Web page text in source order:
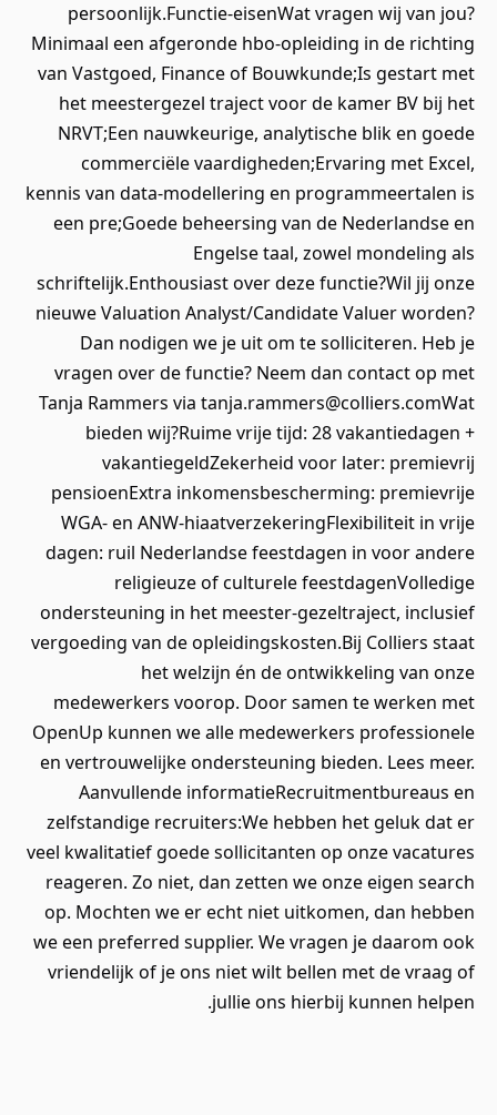
persoonlijk.Functie-eisenWat vragen wij van jou?
Minimaal een afgeronde hbo-opleiding in de richting
van Vastgoed, Finance of Bouwkunde;Is gestart met
het meestergezel traject voor de kamer BV bij het
NRVT;Een nauwkeurige, analytische blik en goede
commerciële vaardigheden;Ervaring met Excel,
kennis van data-modellering en programmeertalen is
een pre;Goede beheersing van de Nederlandse en
Engelse taal, zowel mondeling als
schriftelijk.Enthousiast over deze functie?Wil jij onze
nieuwe Valuation Analyst/Candidate Valuer worden?
Dan nodigen we je uit om te solliciteren. Heb je
vragen over de functie? Neem dan contact op met
Tanja Rammers via tanja.rammers@colliers.comWat
bieden wij?Ruime vrije tijd: 28 vakantiedagen +
vakantiegeldZekerheid voor later: premievrij
pensioenExtra inkomensbescherming: premievrije
WGA- en ANW-hiaatverzekeringFlexibiliteit in vrije
dagen: ruil Nederlandse feestdagen in voor andere
religieuze of culturele feestdagenVolledige
ondersteuning in het meester-gezeltraject, inclusief
vergoeding van de opleidingskosten.Bij Colliers staat
het welzijn én de ontwikkeling van onze
medewerkers voorop. Door samen te werken met
OpenUp kunnen we alle medewerkers professionele
en vertrouwelijke ondersteuning bieden. Lees meer.
Aanvullende informatieRecruitmentbureaus en
zelfstandige recruiters:We hebben het geluk dat er
veel kwalitatief goede sollicitanten op onze vacatures
reageren. Zo niet, dan zetten we onze eigen search
op. Mochten we er echt niet uitkomen, dan hebben
we een preferred supplier. We vragen je daarom ook
vriendelijk of je ons niet wilt bellen met de vraag of
jullie ons hierbij kunnen helpen.